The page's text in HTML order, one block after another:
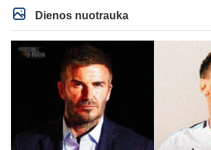
Dienos nuotrauka